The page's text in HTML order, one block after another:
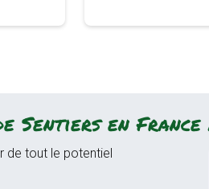
Sentiers en France
de tout le potentiel